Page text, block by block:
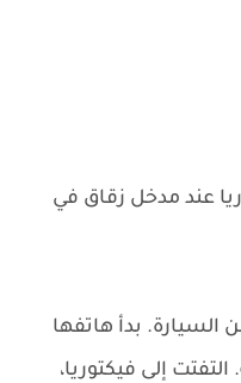
عند مدخل زقاق في
بدأ هاتفها
إلى فيكتوريا،